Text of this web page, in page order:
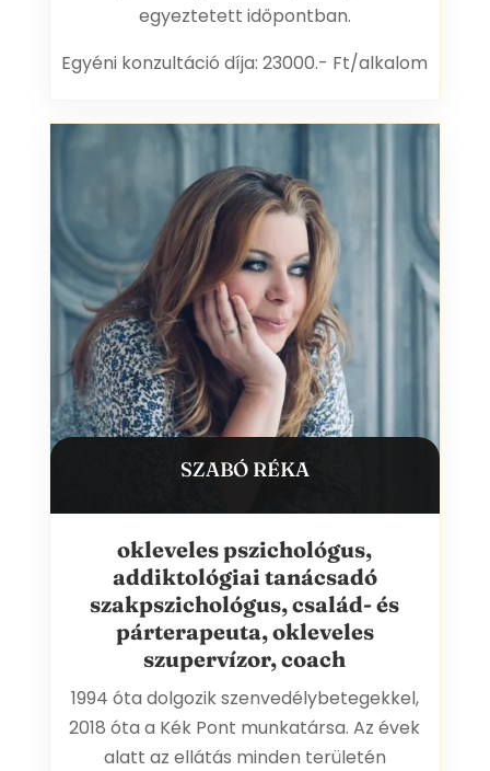
egyeztetett időpontban.
Egyéni konzultáció díja: 23000.- Ft/alkalom
SZABÓ RÉKA
okleveles pszichológus,
addiktológiai tanácsadó
szakpszichológus, család- és
párterapeuta, okleveles
szupervízor, coach
1994 óta dolgozik szenvedélybetegekkel,
2018 óta a Kék Pont munkatársa. Az évek
alatt az ellátás minden területén